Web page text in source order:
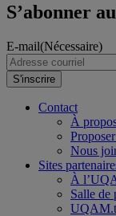
S’abonner
E-mail(Nécessaire)
S'inscrire
Contact
À
Nous
Sites
À
Salle de